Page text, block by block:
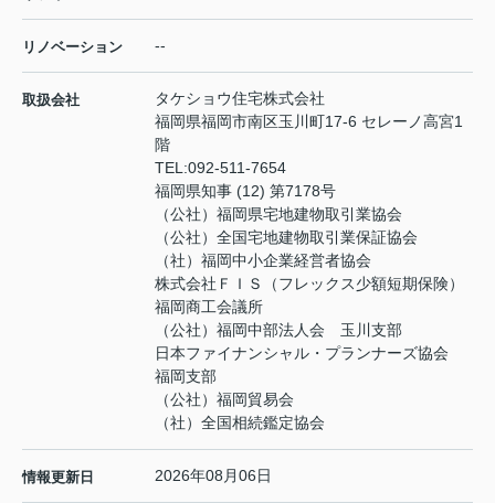
リノベーション --
取扱会社
タケショウ住宅株式会社
福岡県福岡市南区玉川町17-6 セレーノ高宮1
階
TEL:092-511-7654
福岡県知事 (12) 第7178号
（公社）福岡県宅地建物取引業協会
（公社）全国宅地建物取引業保証協会
（社）福岡中小企業経営者協会
株式会社ＦＩＳ（フレックス少額短期保険）
福岡商工会議所
（公社）福岡中部法人会 玉川支部
日本ファイナンシャル・プランナーズ協会
福岡支部
（公社）福岡貿易会
（社）全国相続鑑定協会
情報更新日 2026年08月06日